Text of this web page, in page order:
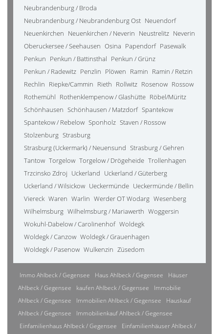
Neubrandenburg / Broda
Neubrandenburg / Neubrandenburg Ost Neuendorf
Neuenkirchen Neuenkirchen / Neverin Neustrelitz Neverin
Oberuckersee / Seehausen Osina Papendorf Pasewalk
Penkun Penkun / Battinsthal Penkun / Grünz
Penkun / Radewitz Penzlin Plöwen Ramin Ramin / Retzin
Rechlin Riepke/Cammin Rieth Rollwitz Rosenow Rossow
Rothemühl Rothenklempenow / Glashütte Röbel/Müritz
Schönhausen Schönhausen / Matzdorf Spantekow
Spantekow / Rebelow Sponholz Staven / Rossow
Stolzenburg Strasburg
Strasburg (Uckermark) / Neuensund Strasburg / Gehren
Tantow Torgelow Torgelow / Drögeheide Trollenhagen
Trzcinsko Zdroj Uckerland Uckerland / Güterberg
Uckerland / Wilsickow Ueckermünde Ueckermünde / Bellin
Viereck Waren Warlin Werder OT Wodarg Wesenberg
Wilhelmsburg Wilhelmsburg / Mariawerth Woggersin
Wokuhl-Dabelow / Carolinenhof Woldegk
Woldegk / Canzow Woldegk / Grauenhagen
Woldegk / Pasenow Wulkenzin Züsedom
Immo Ahlbeck / Gegensee Haus Ahlbeck / Gegensee
Häuser
Ahlbeck / Gegensee
kaufen Ahlbeck / Gegensee
Immobilie
Ahlbeck / Gegensee
Immobilien Ahlbeck / Gegensee
Hauskauf
Ahlbeck / Gegensee
Immobilienkauf Ahlbeck / Gegensee
Einfamilienhaus Ahlbeck / Gegensee
Einfamilienhäuser Ahlbeck /